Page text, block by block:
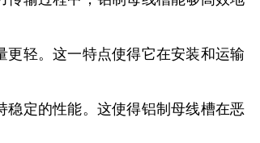
轻。这一特点使得它在安装和运输
稳定的性能。这使得铝制母线槽在恶